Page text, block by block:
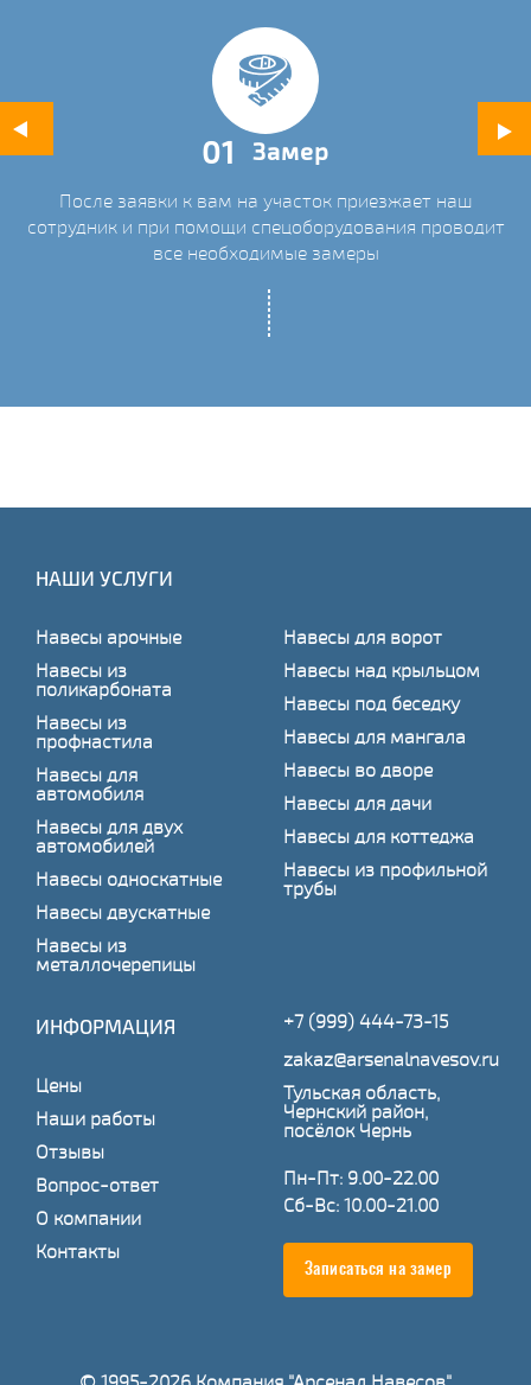
01 Замер
После заявки к вам на участок приезжает наш
сотрудник и при помощи спецоборудования проводит
все необходимые замеры
НАШИ УСЛУГИ
Навесы арочные
Навесы из
поликарбоната
Навесы из
профнастила
Навесы для
автомобиля
Навесы для двух
автомобилей
Навесы односкатные
Навесы двускатные
Навесы из
металлочерепицы
Навесы для ворот
Навесы над крыльцом
Навесы под беседку
Навесы для мангала
Навесы во дворе
Навесы для дачи
Навесы для коттеджа
Навесы из профильной
трубы
ИНФОРМАЦИЯ
Цены
Наши работы
Отзывы
Вопрос-ответ
О компании
Контакты
+7 (999) 444-73-15
zakaz@arsenalnavesov.ru
Тульская область,
Чернский район,
посёлок Чернь
Пн-Пт: 9.00-22.00
Сб-Вс: 10.00-21.00
Записаться на замер